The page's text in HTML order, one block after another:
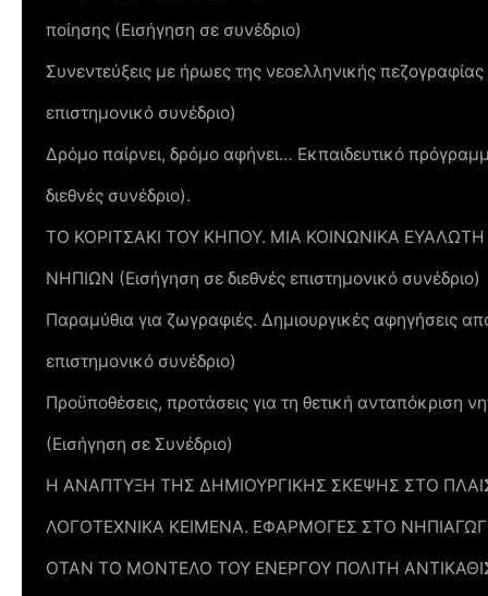
ποίησης (Εισήγηση σε συνέδριο)
Συνεντεύξεις με ήρωες της νεοελληνικής
επιστημονικό συνέδριο)
Δρόμο παίρνει, δρόμο αφήνει… Εκπαιδευτικό
διεθνές συνέδριο).
ΤΟ ΚΟΡΙΤΣΑΚΙ ΤΟΥ ΚΗΠΟΥ. ΜΙΑ ΚΟΙΝΩΝΙΚΑ
ΝΗΠΙΩΝ (Εισήγηση σε διεθνές επιστημονικό συνέδριο)
Παραμύθια για ζωγραφιές. Δημιουργικές αφηγήσεις
επιστημονικό συνέδριο)
Προϋποθέσεις, προτάσεις για τη θετική ανταπόκριση
(Εισήγηση σε Συνέδριο)
Η ΑΝΑΠΤΥΞΗ ΤΗΣ ΔΗΜΙΟΥΡΓΙΚΗΣ ΣΚΕΨΗΣ ΣΤΟ
ΛΟΓΟΤΕΧΝΙΚΑ ΚΕΙΜΕΝΑ. ΕΦΑΡΜΟΓΕΣ ΣΤΟ
ΟΤΑΝ ΤΟ ΜΟΝΤΕΛΟ ΤΟΥ ΕΝΕΡΓΟΥ ΠΟΛΙΤΗ